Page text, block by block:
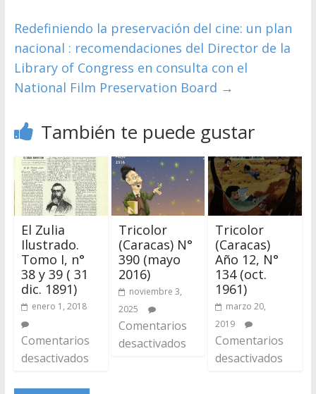
Redefiniendo la preservación del cine: un plan
nacional : recomendaciones del Director de la
Library of Congress en consulta con el
National Film Preservation Board →
También te puede gustar
El Zulia
Ilustrado.
Tomo I, n°
38 y 39 ( 31
dic. 1891)
enero 1, 2018
Comentarios
desactivados
Tricolor
(Caracas) N°
390 (mayo
2016)
noviembre 3,
2025
Comentarios
desactivados
Tricolor
(Caracas)
Año 12, N°
134 (oct.
1961)
marzo 20,
2019
Comentarios
desactivados